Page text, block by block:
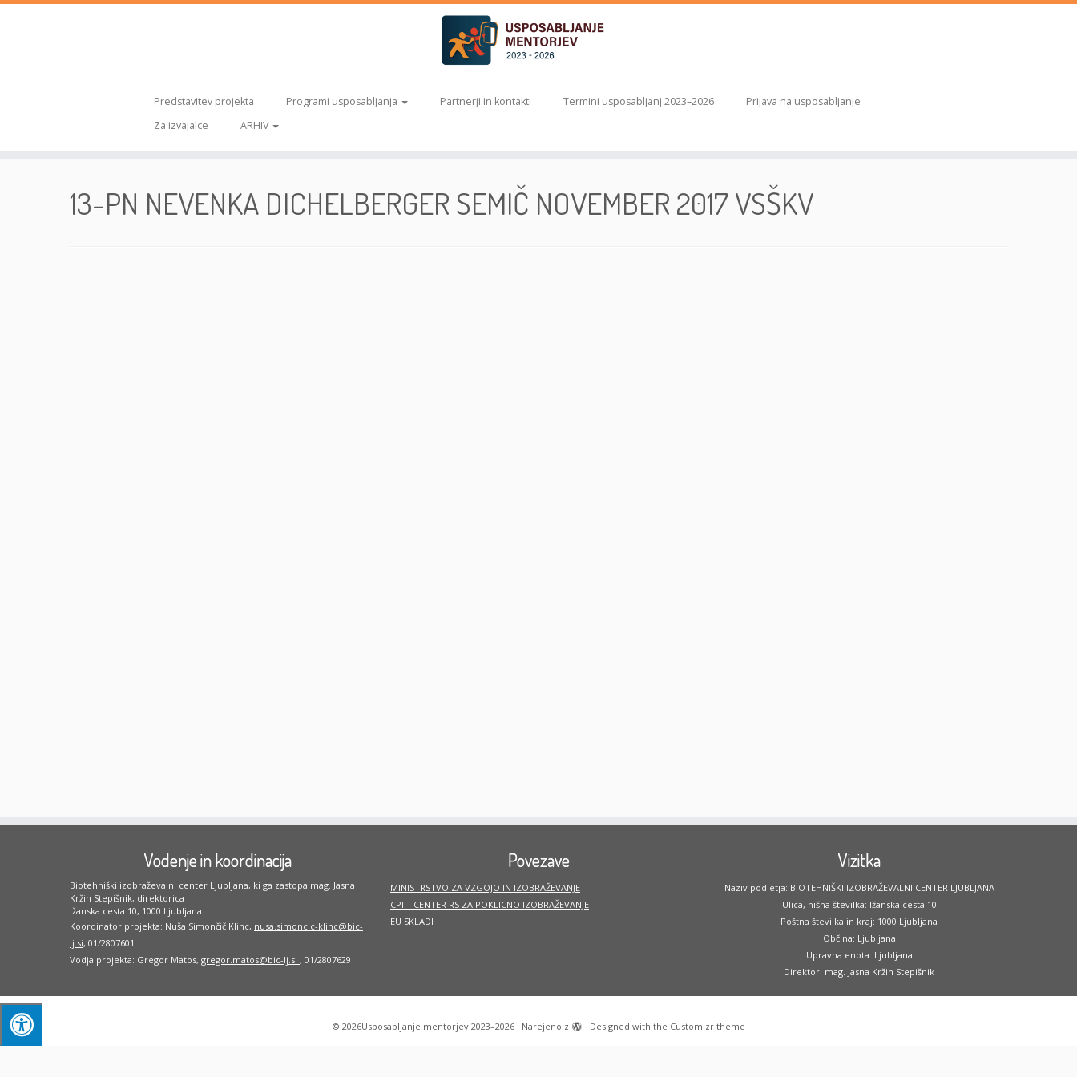
Predstavitev projekta Programi usposabljanja Partnerji in kontakti Termini usposabljanj 2023–2026
Prijava na usposabljanje
Za izvajalce
ARHIV
13-PN NEVENKA DICHELBERGER SEMIČ NOVEMBER 2017 VSŠKV
Vodenje in koordinacija
Biotehniški izobraževalni center Ljubljana, ki ga zastopa mag. Jasna
Kržin Stepišnik, direktorica
Ižanska cesta 10, 1000 Ljubljana
Koordinator projekta: Nuša Simončič Klinc, nusa.simoncic-klinc@bic-
lj.si, 01/2807601
Vodja projekta: Gregor Matos, gregor.matos@bic-lj.si , 01/2807629
Povezave
MINISTRSTVO ZA VZGOJO IN IZOBRAŽEVANJE
CPI – CENTER RS ZA POKLICNO IZOBRAŽEVANJE
EU SKLADI
Vizitka
Naziv podjetja: BIOTEHNIŠKI IZOBRAŽEVALNI CENTER LJUBLJANA
Ulica, hišna številka: Ižanska cesta 10
Poštna številka in kraj: 1000 Ljubljana
Občina: Ljubljana
Upravna enota: Ljubljana
Direktor: mag. Jasna Kržin Stepišnik
· © 2026Usposabljanje mentorjev 2023–2026· Narejeno z · Designed with the Customizr theme ·